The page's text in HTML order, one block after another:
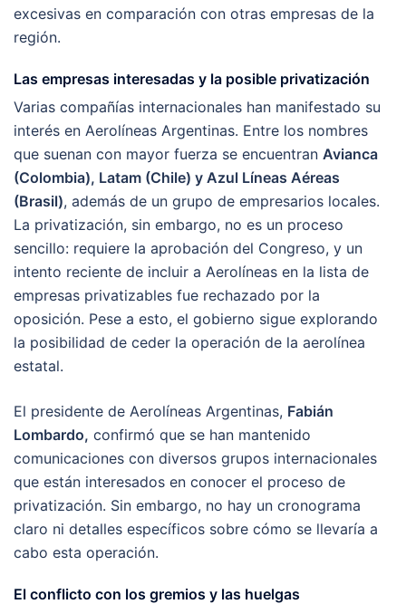
excesivas en comparación con otras empresas de la
región.
Las empresas interesadas y la posible privatización
Varias compañías internacionales han manifestado su
interés en Aerolíneas Argentinas. Entre los nombres
que suenan con mayor fuerza se encuentran Avianca
(Colombia), Latam (Chile) y Azul Líneas Aéreas
(Brasil), además de un grupo de empresarios locales.
La privatización, sin embargo, no es un proceso
sencillo: requiere la aprobación del Congreso, y un
intento reciente de incluir a Aerolíneas en la lista de
empresas privatizables fue rechazado por la
oposición. Pese a esto, el gobierno sigue explorando
la posibilidad de ceder la operación de la aerolínea
estatal.
El presidente de Aerolíneas Argentinas, Fabián
Lombardo, confirmó que se han mantenido
comunicaciones con diversos grupos internacionales
que están interesados en conocer el proceso de
privatización. Sin embargo, no hay un cronograma
claro ni detalles específicos sobre cómo se llevaría a
cabo esta operación.
El conflicto con los gremios y las huelgas